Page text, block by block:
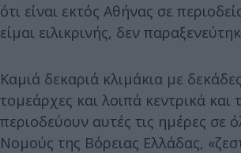
ότι είναι εκτός Αθήνας σε
είμαι ειλικρινής, δεν
Καμιά δεκαριά κλιμάκια με
τομεάρχες και λοιπά κεντρικά και
περιοδεύουν αυτές τις ημέρες σε
Νομούς της Βόρειας Ελλάδας,